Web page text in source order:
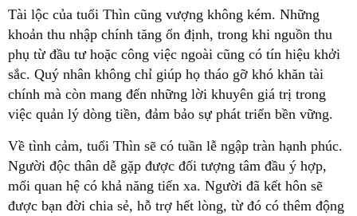
Tài lộc của tuổi Thìn cũng vượng không kém. Những
khoản thu nhập chính tăng ổn định, trong khi nguồn thu
phụ từ đầu tư hoặc công việc ngoài cũng có tín hiệu khởi
sắc. Quý nhân không chỉ giúp họ tháo gỡ khó khăn tài
chính mà còn mang đến những lời khuyên giá trị trong
việc quản lý dòng tiền, đảm bảo sự phát triển bền vững.
Về tình cảm, tuổi Thìn sẽ có tuần lễ ngập tràn hạnh phúc.
Người độc thân dễ gặp được đối tượng tâm đầu ý hợp,
mối quan hệ có khả năng tiến xa. Người đã kết hôn sẽ
được bạn đời chia sẻ, hỗ trợ hết lòng, từ đó có thêm động